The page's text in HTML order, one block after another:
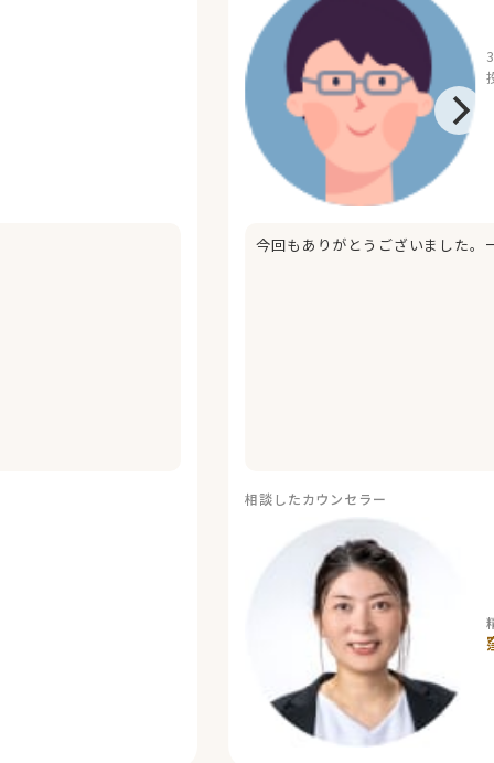
今回もありがとうございました。
相談したカウンセラー